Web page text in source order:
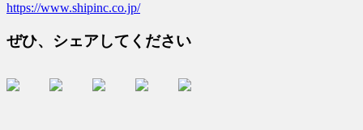
https://www.shipinc.co.jp/
ぜひ、シェアしてください